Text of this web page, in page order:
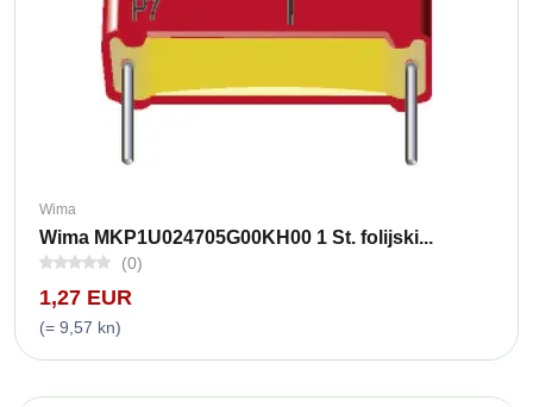
Wima
Wima MKP1U024705G00KH00 1 St. folijski...
(0)
1,27 EUR
(= 9,57 kn)